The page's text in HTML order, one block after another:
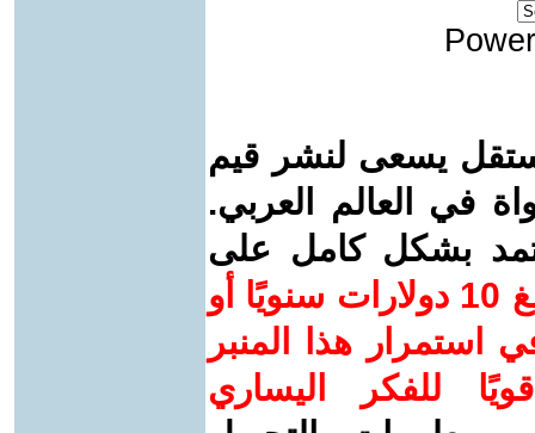
يسعى لنشر قيم
في العالم العربي.
بشكل كامل على
ساهم/ي معنا! بدعمكم بمبلغ 10 دولارات سنويًا أو
استمرار هذا المنبر
للفكر اليساري